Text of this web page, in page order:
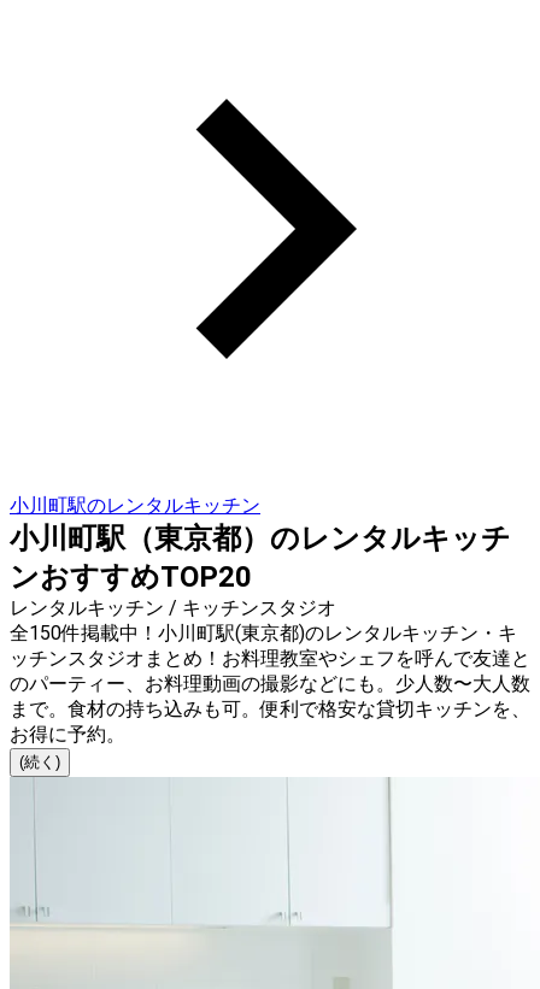
小川町駅のレンタルキッチン
小川町駅（東京都）のレンタルキッチ
ンおすすめTOP20
レンタルキッチン / キッチンスタジオ
全150件掲載中！小川町駅(東京都)のレンタルキッチン・キ
ッチンスタジオまとめ！お料理教室やシェフを呼んで友達と
のパーティー、お料理動画の撮影などにも。少人数〜大人数
まで。食材の持ち込みも可。便利で格安な貸切キッチンを、
お得に予約。
(続く)